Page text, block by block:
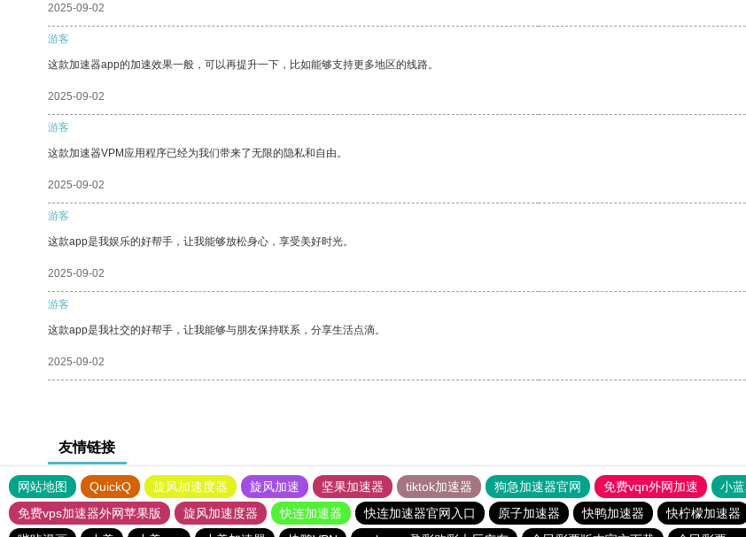
2025-09-02
游客
这款加速器app的加速效果一般，可以再提升一下，比如能够支持更多地区的线路。
2025-09-02
游客
这款加速器VPM应用程序已经为我们带来了无限的隐私和自由。
2025-09-02
游客
这款app是我娱乐的好帮手，让我能够放松身心，享受美好时光。
2025-09-02
游客
这款app是我社交的好帮手，让我能够与朋友保持联系，分享生活点滴。
2025-09-02
友情链接
网站地图 QuickQ 旋风加速度器 旋风加速 坚果加速器 tiktok加速器 狗急加速器官网 免费vqn外网加速 小
免费vps加速器外网苹果版
旋风加速度器 快连加速器 快连加速器官网入口 原子加速器 快鸭加速器 快柠檬加速器